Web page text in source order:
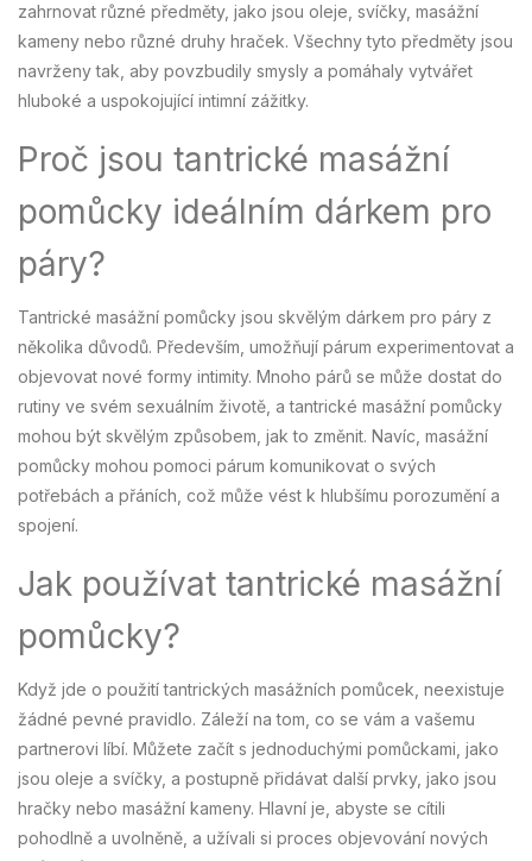
zahrnovat různé předměty, jako jsou oleje, svíčky, masážní
kameny nebo různé druhy hraček. Všechny tyto předměty jsou
navrženy tak, aby povzbudily smysly a pomáhaly vytvářet
hluboké a uspokojující intimní zážitky.
Proč jsou tantrické masážní
pomůcky ideálním dárkem pro
páry?
Tantrické masážní pomůcky jsou skvělým dárkem pro páry z
několika důvodů. Především, umožňují párum experimentovat a
objevovat nové formy intimity. Mnoho párů se může dostat do
rutiny ve svém sexuálním životě, a tantrické masážní pomůcky
mohou být skvělým způsobem, jak to změnit. Navíc, masážní
pomůcky mohou pomoci párum komunikovat o svých
potřebách a přáních, což může vést k hlubšímu porozumění a
spojení.
Jak používat tantrické masážní
pomůcky?
Když jde o použití tantrických masážních pomůcek, neexistuje
žádné pevné pravidlo. Záleží na tom, co se vám a vašemu
partnerovi líbí. Můžete začít s jednoduchými pomůckami, jako
jsou oleje a svíčky, a postupně přidávat další prvky, jako jsou
hračky nebo masážní kameny. Hlavní je, abyste se cítili
pohodlně a uvolněně, a užívali si proces objevování nových